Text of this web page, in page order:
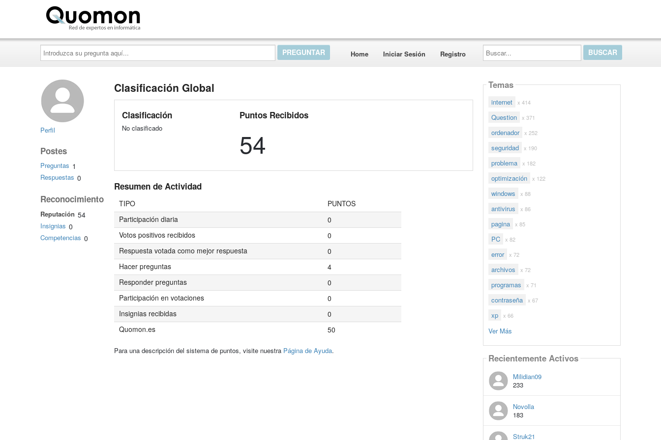
Introduzca
su
pregunta
aquí...
Home Iniciar Sesión Registro
Buscar...
Perfil
Postes
Preguntas 1
Respuestas 0
Reconocimiento
Reputación 54
Insignias 0
Competencias 0
Clasificación Global
Clasificación
No clasificado
Puntos Recibidos
54
Resumen de Actividad
TIPO
PUNTOS
Participación diaria
0
Votos positivos recibidos
0
Respuesta votada como mejor respuesta
0
Hacer preguntas
4
Responder preguntas
0
Participación en votaciones
0
Insignias recibidas
0
Quomon.es
50
Para una descripción del sistema de puntos, visite nuestra Página de Ayuda.
Temas
internet x 414
Question x 371
ordenador x 252
seguridad x 190
problema x 182
optimización x 122
windows x 88
antivirus x 86
pagina x 85
PC x 82
error x 72
archivos x 72
programas x 71
contraseña x 67
xp x 66
Ver Más
Recientemente Activos
Milidian09
233
Novolla
183
Struk21